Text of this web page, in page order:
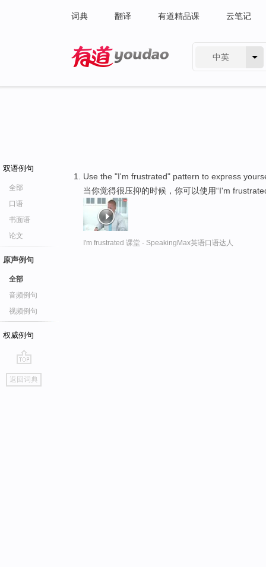
词典 翻译 有道精品课 云笔记
中英
双语例句
全部
口语
书面语
论文
原声例句
全部
音频例句
视频例句
权威例句
go
top
返回词典
Use the "I'm frustrated" pattern to express
当你觉得很压抑的时候，你可以使用“I'm
I'm frustrated 课堂 - SpeakingMax英语口语达人